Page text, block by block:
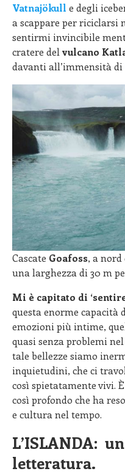
Vatnajökull e degli
a scappare per riciclarsi
sentirmi invincibile
cratere del vulcano
davanti all’immensità di
Cascate Goafoss, a nord
una larghezza di 30 m
Mi è capitato di
questa enorme
emozioni più intime,
quasi senza problemi
tale bellezze siamo
inquietudini, che ci
così spietatamente vivi.
così profondo che ha
e cultura nel tempo.
L’ISLANDA:
letteratura.